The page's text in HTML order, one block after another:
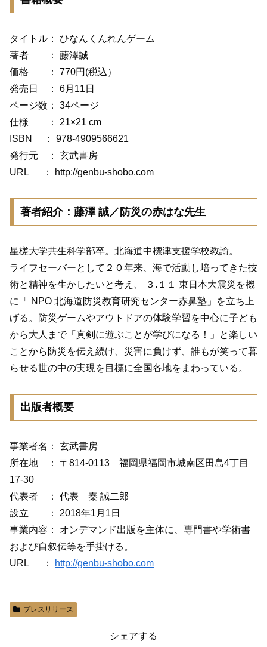
タイトル： ひなんくんれんゲーム
著者 ： 藤澤誠
価格 ： 770円(税込）
発売日 ： 6月11日
ページ数： 34ページ
仕様 ： 21×21 cm
ISBN ： 978-4909566621
発行元 ： 玄武書房
URL ： http://genbu-shobo.com
著者紹介：藤澤 誠／防災の赤はな先生
星槎大学共生科学部卒。北海道中標津支援学校教諭。
ライフセーバーとして２０年来、海で活動し培ってきた技
術と精神を生かしたいと考え、 ３.１１ 東日本大震災を機
に「 NPO 北海道防災教育研究センター赤鼻塾」を立ち上
げる。防災ゲームやアウトドアの体験学習を中心に子ども
から大人まで「真剣に遊ぶことが学びになる！」と楽しい
ことから防災を伝え続け、災害に負けず、誰もが笑って暮
らせる世の中の実現を目標に全国各地をまわっている。
出版者概要
事業者名： 玄武書房
所在地 ： 〒814-0113 福岡県福岡市城南区田島4丁目
17-30
代表者 ： 代表 秦 誠二郎
設立 ： 2018年1月1日
事業内容： オンデマンド出版を主体に、専門書や学術書
および自叙伝等を手掛ける。
URL ：
http://genbu-shobo.com
プレスリリース
シェアする